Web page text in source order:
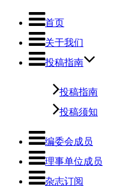
首页
关于我们
投稿指南
投稿指南
投稿须知
编委会成员
理事单位成员
杂志订阅